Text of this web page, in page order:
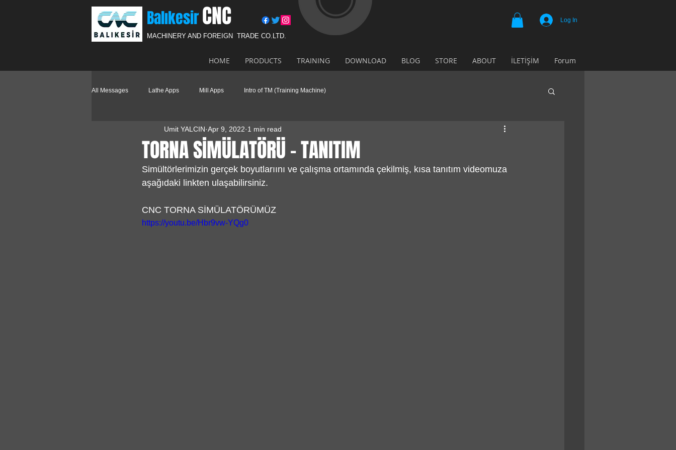
BalıkesirCNC
MACHINERY AND FOREIGN TRADE CO.LTD.
Log In
HOME PRODUCTS TRAINING DOWNLOAD BLOG STORE ABOUT İLETİŞİM Forum
All Messages Lathe Apps Mill Apps Intro of TM (Training Machine)
TORNA SİMÜLATÖRÜ - TANITIM
Umit YALCIN Apr 9, 2022 1 min read
Simültörlerimizin gerçek boyutlarıını ve çalışma ortamında çekilmiş, kısa tanıtım videomuza
aşağıdaki linkten ulaşabilirsiniz.
CNC TORNA SİMÜLATÖRÜMÜZ
https://youtu.be/Hbr9vw-YQg0